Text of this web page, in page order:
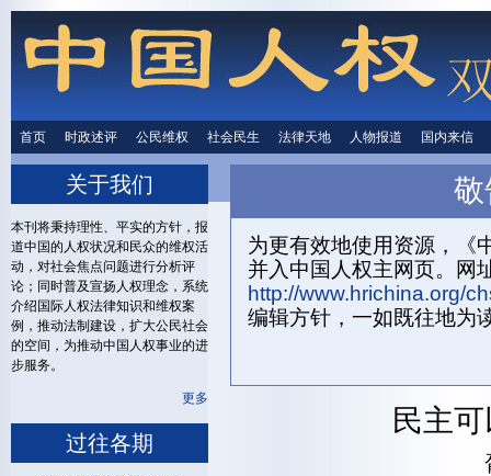
首页 时政述评 公民维权 社会民生 法律天地 人物报道 国内来信
敬
为更有效地使用资源，《
并入中国人权主网页。网
http://www.hrichina.org/
编辑方针，一如既往地为
民主
关于我们
本刊将秉持理性、平实的方针，报
道中国的人权状况和民众的维权活
动，对社会焦点问题进行分析评
论；同时普及宣扬人权理念，系统
介绍国际人权法律知识和维权案
例，推动法制建设，扩大公民社会
的空间，为推动中国人权事业的进
步服务。
更多
过往各期
时政述评 公民维权 社会民生 法律天地 人物报道 国内来
首页 关